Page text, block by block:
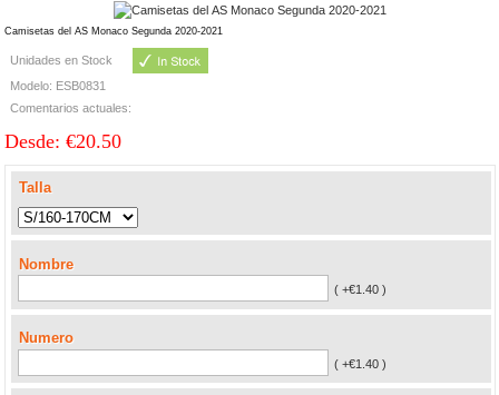
Camisetas del AS Monaco Segunda 2020-2021
Unidades en Stock
Modelo: ESB0831
Comentarios actuales:
Desde: €20.50
Talla
Nombre
( +€1.40 )
Numero
( +€1.40 )